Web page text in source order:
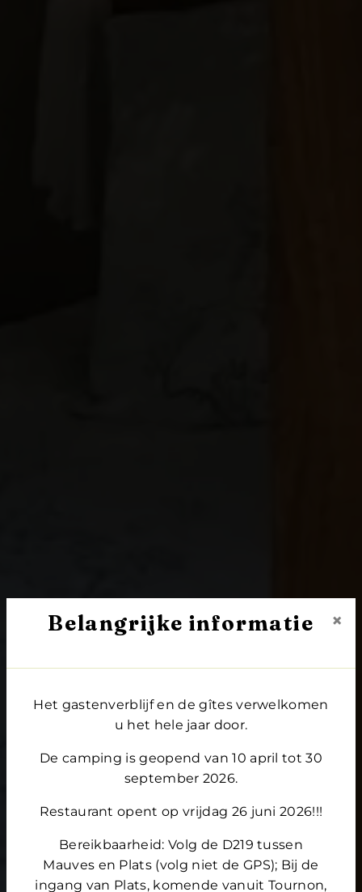
Belangrijke informatie ×
Het gastenverblijf en de gîtes verwelkomen
u het hele jaar door.
De camping is geopend van 10 april tot 30
september 2026.
Restaurant opent op vrijdag 26 juni 2026!!!
Bereikbaarheid: Volg de D219 tussen
Mauves en Plats (volg niet de GPS); Bij de
ingang van Plats, komende vanuit Tournon,